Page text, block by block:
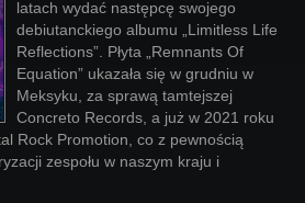
latach wydać następcę swojego
debiutanckiego albumu „Limitless Life
Reflections”. Płyta „Remnants Of
Equation” ukazała się w grudniu w
Meksyku, za sprawą tamtejszej
Concreto Records, a już w 2021 roku
Rock Promotion, co z pewnością
zespołu w naszym kraju i